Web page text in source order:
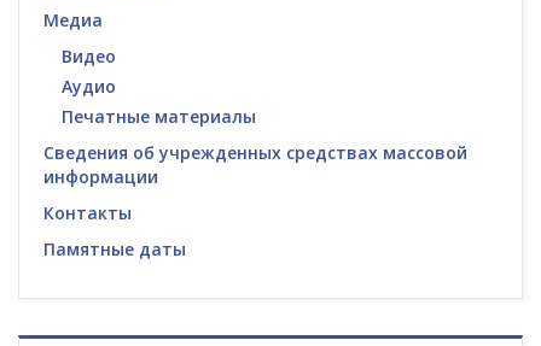
Медиа
Видео
Аудио
Печатные материалы
Сведения об учрежденных средствах массовой
информации
Контакты
Памятные даты